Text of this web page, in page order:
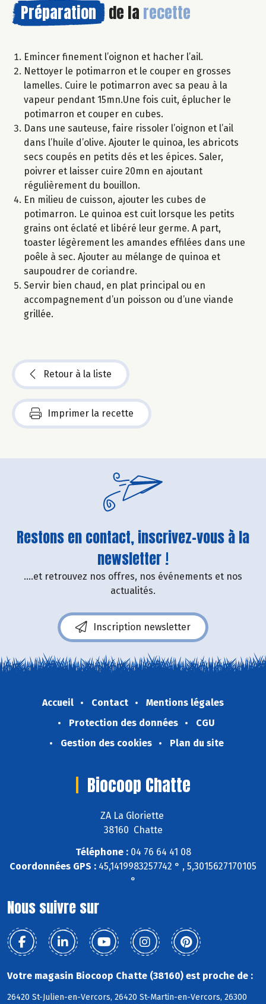
Préparation de la recette
Emincer finement l’oignon et hacher l’ail.
Nettoyer le potimarron et le couper en grosses
lamelles. Cuire le potimarron avec sa peau à la
vapeur pendant 15mn.Une fois cuit, éplucher le
potimarron et couper en cubes.
Dans une sauteuse, faire rissoler l’oignon et l’ail
dans l’huile d’olive. Ajouter le quinoa, les abricots
secs coupés en petits dés et les épices. Saler,
poivrer et laisser cuire 20mn en ajoutant
régulièrement du bouillon.
En milieu de cuisson, ajouter les cubes de
potimarron. Le quinoa est cuit lorsque les petits
grains ont éclaté et libéré leur germe. A part,
toaster légèrement les amandes effilées dans une
poêle à sec. Ajouter au mélange de quinoa et
saupoudrer de coriandre.
Servir bien chaud, en plat principal ou en
accompagnement d’un poisson ou d’une viande
grillée.
Retour à la liste
Imprimer la recette
Restons en contact, inscrivez-vous à la
newsletter !
....et retrouvez nos offres, nos événements et nos
actualités.
Inscription newsletter
Accueil Contact
Mentions légales
Protection des données
CGU
Gestion des cookies
Plan du site
Biocoop Chatte
ZA La Gloriette
38160 Chatte
Téléphone :04 76 64 41 08
Coordonnées GPS : 45,1419983257742 ° , 5,3015627170105
°
Nous suivre sur
Votre magasin Biocoop Chatte (38160) est proche de :
26420 St-Julien-en-Vercors, 26420 St-Martin-en-Vercors, 26300